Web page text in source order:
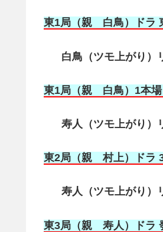
東1局（親 白鳥）ドラ
白鳥（ツモ上がり）
東1局（親 白鳥）1本場
寿人（ツモ上がり
東2局（親 村上）ドラ
寿人（ツモ上がり
東3局（親 寿人）ドラ